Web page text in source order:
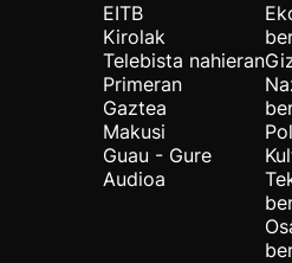
EITB
Kirolak
Telebista nahieran
Primeran
Gaztea
Makusi
Guau - Gure
Audioa